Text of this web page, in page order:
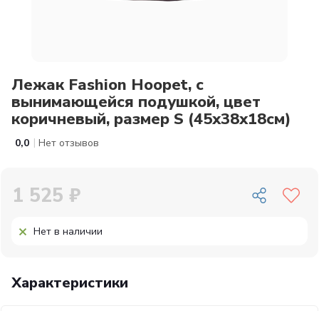
Лежак Fashion Hoopet, с
вынимающейся подушкой, цвет
коричневый, размер S (45x38x18см)
0,0 | Нет отзывов
Характеристики
1 525 ₽
Нет в наличии